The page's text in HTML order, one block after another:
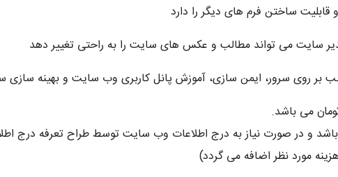
ساختن فرم های دیگر را دارد
سایت می تواند مطالب و عکس های سایت را به راحتی تغییر دهد
سرور، ایمن سازی، آموزش پانل کاربری وب سایت و بهینه سازی سرعت 200 هزار تومان
و در صورت نیاز به درج اطلاعات وب سایت توسط طراح تعرفه درج
مورد نظر اضافه می گردد)